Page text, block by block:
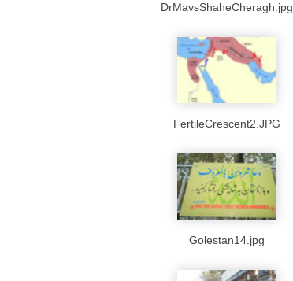
DrMavsShaheCheragh.jpg
FertileCrescent2.JPG
Golestan14.jpg